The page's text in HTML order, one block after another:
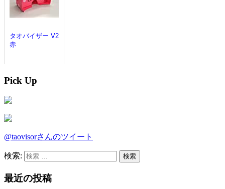
Pick Up
@taovisorさんのツイート
検索:
最近の投稿